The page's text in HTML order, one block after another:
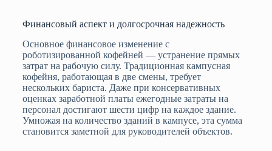
Финансовый аспект и долгосрочная надежность
Основное финансовое изменение с
роботизированной кофейней — устранение прямых
затрат на рабочую силу. Традиционная кампусная
кофейня, работающая в две смены, требует
нескольких бариста. Даже при консервативных
оценках заработной платы ежегодные затраты на
персонал достигают шести цифр на каждое здание.
Умножая на количество зданий в кампусе, эта сумма
становится заметной для руководителей объектов.